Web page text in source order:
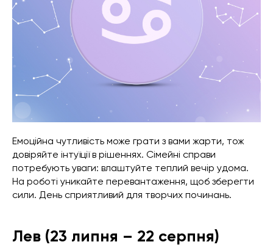
Емоційна чутливість може грати з вами жарти, тож
довіряйте інтуїції в рішеннях. Сімейні справи
потребують уваги: влаштуйте теплий вечір удома.
На роботі уникайте перевантаження, щоб зберегти
сили. День сприятливий для творчих починань.
Лев (23 липня – 22 серпня)